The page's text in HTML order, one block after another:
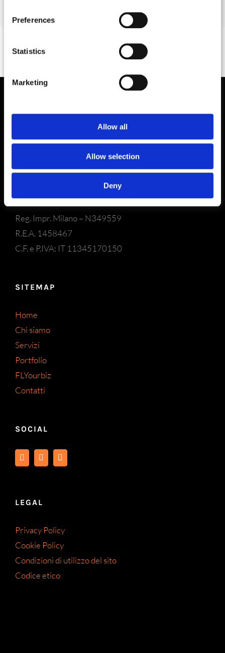
Preferences
Statistics
Marketing
Allow all
Allow selection
Deny
SENESI DESIGN SRL
Via Cesare Ajraghi 26
20156 Milano
Reg. Impr. Milano – N349559
R.E.A. 1458467
C.F. e P.IVA: IT 11345170150
SITEMAP
Home
Chi siamo
Servizi
Portfolio
FLYourbiz
Contatti
SOCIAL
LEGAL
Privacy Policy
Cookie Policy
Condizioni di utilizzo del sito
Codice etico